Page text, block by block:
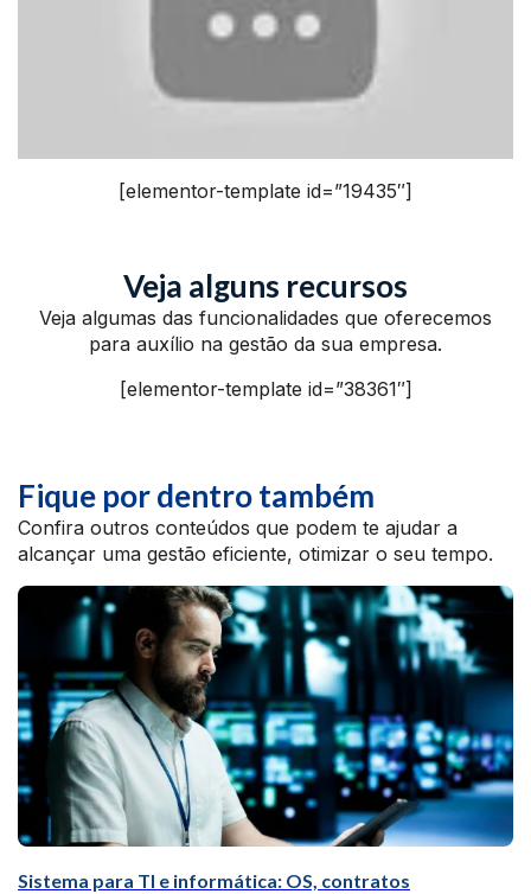
[elementor-template id=”19435″]
Veja alguns recursos
Veja algumas das funcionalidades que oferecemos
para auxílio na gestão da sua empresa.
[elementor-template id=”38361″]
Fique por dentro também
Confira outros conteúdos que podem te ajudar a
alcançar uma gestão eficiente, otimizar o seu tempo.
Sistema para TI e informática: OS, contratos